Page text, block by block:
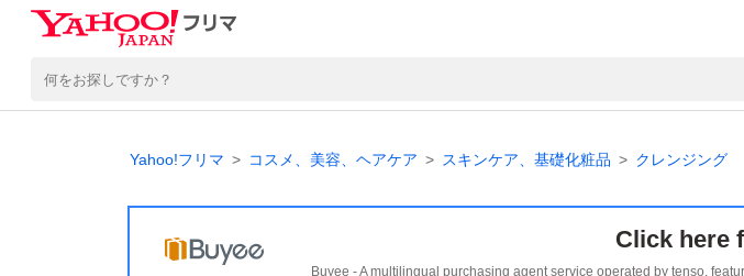
Yahoo!フリマ コスメ、美容、ヘアケア スキンケア、基礎化粧品 クレンジング
Click here
Buyee - A multilingual purchasing agent service operated by tenso,